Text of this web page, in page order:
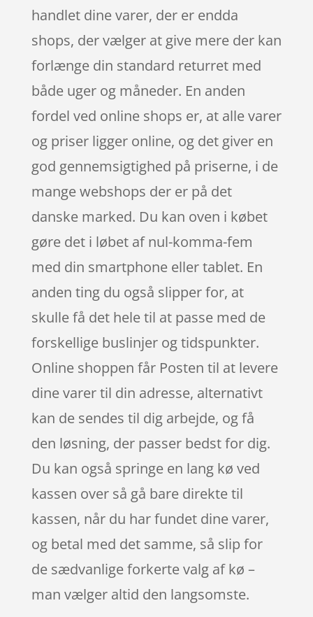
handlet dine varer, der er endda
shops, der vælger at give mere der kan
forlænge din standard returret med
både uger og måneder. En anden
fordel ved online shops er, at alle varer
og priser ligger online, og det giver en
god gennemsigtighed på priserne, i de
mange webshops der er på det
danske marked. Du kan oven i købet
gøre det i løbet af nul-komma-fem
med din smartphone eller tablet. En
anden ting du også slipper for, at
skulle få det hele til at passe med de
forskellige buslinjer og tidspunkter.
Online shoppen får Posten til at levere
dine varer til din adresse, alternativt
kan de sendes til dig arbejde, og få
den løsning, der passer bedst for dig.
Du kan også springe en lang kø ved
kassen over så gå bare direkte til
kassen, når du har fundet dine varer,
og betal med det samme, så slip for
de sædvanlige forkerte valg af kø –
man vælger altid den langsomste.